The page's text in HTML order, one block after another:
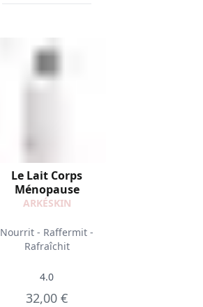
Le Lait Corps
Ménopause
ARKÉSKIN
Nourrit - Raffermit -
Rafraîchit
4.0
32,00 €